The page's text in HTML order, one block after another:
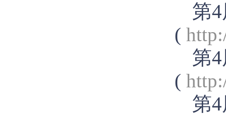
第
(
第
(
第